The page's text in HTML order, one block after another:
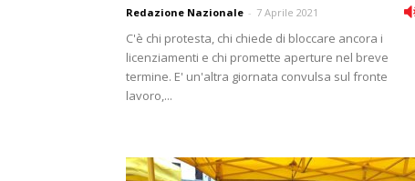
Redazione Nazionale - 7 Aprile 2021
C'è chi protesta, chi chiede di bloccare ancora i
licenziamenti e chi promette aperture nel breve
termine. E' un'altra giornata convulsa sul fronte
lavoro,...